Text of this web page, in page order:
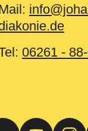
06261 -